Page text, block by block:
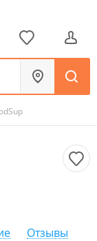
Отзывы